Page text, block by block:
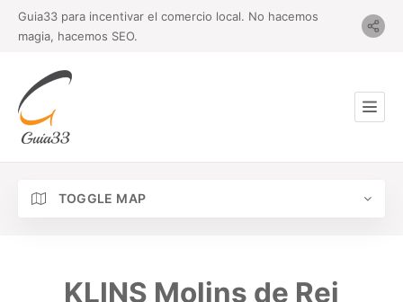
Guia33 para incentivar el comercio local. No hacemos
magia, hacemos SEO.
TOGGLE MAP
KLINS Molins de Rei